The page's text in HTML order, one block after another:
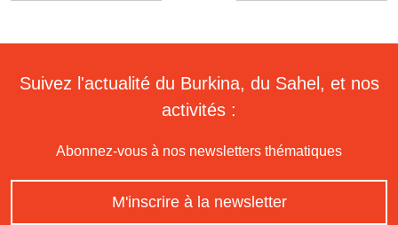
Suivez l'actualité du Burkina, du Sahel, et nos
activités :
Abonnez-vous à nos newsletters thématiques
M'inscrire à la newsletter